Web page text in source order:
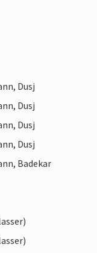
Dusj
Dusj
Dusj
Dusj
Badekar